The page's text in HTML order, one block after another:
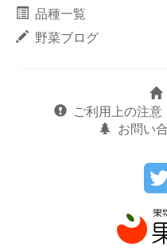
品種一覧
野菜ブログ
ご利用上の注
お問い